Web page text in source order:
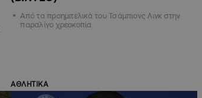
Από τα προημιτελικά του Τσάμπιονς Λιγκ στην
παραλίγο χρεοκοπία
ΑΘΛΗΤΙΚΑ